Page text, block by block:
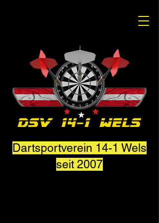
Dartsportverein 14-1 Wels
seit 2007